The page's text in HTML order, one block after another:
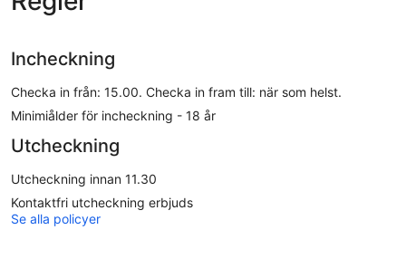
Incheckning
Checka in från: 15.00. Checka in fram till: när som helst.
Minimiålder för incheckning - 18 år
Utcheckning
Utcheckning innan 11.30
Kontaktfri utcheckning erbjuds
Se alla policyer